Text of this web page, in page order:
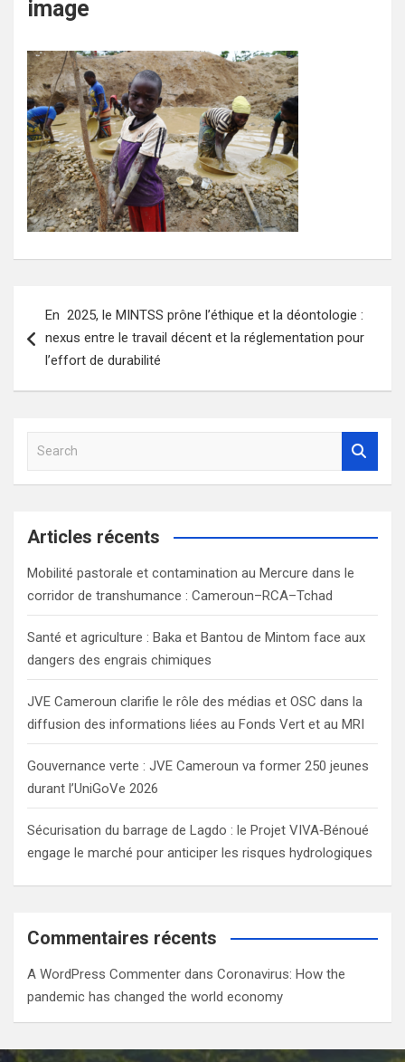
image
de
l’article
En 2025, le MINTSS prône l’éthique et la déontologie :
nexus entre le travail décent et la réglementation pour
l’effort de durabilité
a
c
Articles récents
Mobilité pastorale et contamination au Mercure dans le
corridor de transhumance : Cameroun–RCA–Tchad
Santé et agriculture : Baka et Bantou de Mintom face aux
dangers des engrais chimiques
JVE Cameroun clarifie le rôle des médias et OSC dans la
diffusion des informations liées au Fonds Vert et au MRI
Gouvernance verte : JVE Cameroun va former 250 jeunes
durant l’UniGoVe 2026
Sécurisation du barrage de Lagdo : le Projet VIVA‑Bénoué
engage le marché pour anticiper les risques hydrologiques
Commentaires récents
A WordPress Commenter dans Coronavirus: How the
pandemic has changed the world economy